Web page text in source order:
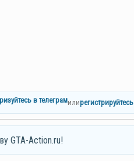
в телеграмилирегистрируйтесь
GTA-Action.ru!